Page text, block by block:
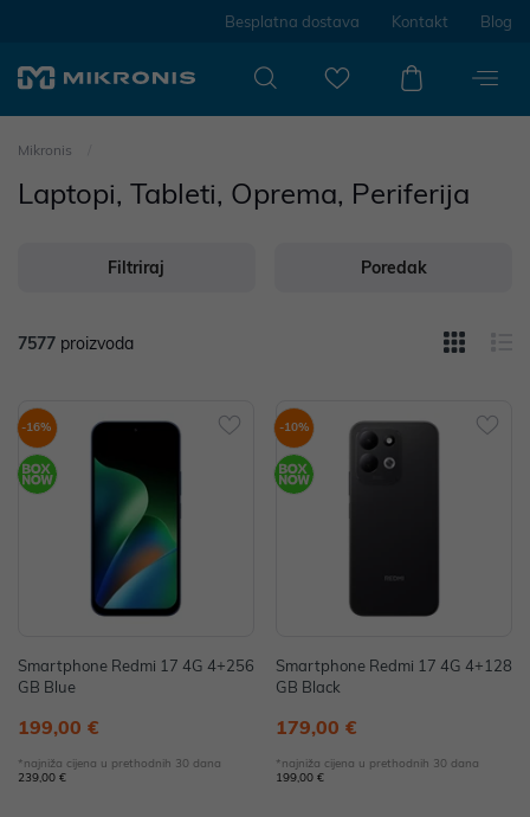
Besplatna dostava Kontakt Blog
Mikronis
Laptopi, Tableti, Oprema, Periferija
Filtriraj Poredak
7577 proizvoda
-16%
Smartphone Redmi 17 4G 4+256
GB Blue
199,00 €
*najniža cijena u prethodnih 30 dana
239,00 €
-10%
Smartphone Redmi 17 4G 4+128
GB Black
179,00 €
*najniža cijena u prethodnih 30 dana
199,00 €